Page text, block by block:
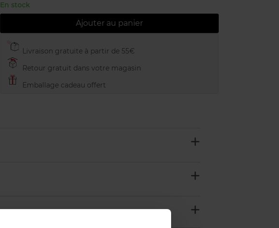
En stock
Ajouter au panier
Livraison gratuite à partir de 55€
Retour gratuit dans votre magasin
Emballage cadeau offert